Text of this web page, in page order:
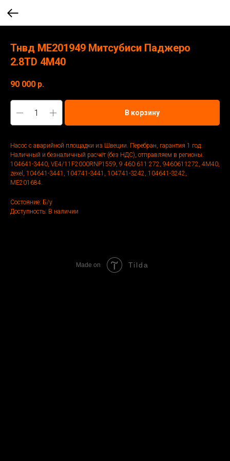
Тнвд ME201949 Митсубиси Паджеро
2.8TD 4M40
90 000 р.
В корзину
Насос с аварийной площадки из Швеции. Перебран, гарантия 1 год.
Наличный и безналичный расчёт (без НДС), отправляем в регионы.
104641-3440, VE4/11F2000RNP1559, 9 460 611 272, 9460611272, 4M40,
zexel, 104641-3441, 104741-3441, 104741-3242, 104641-3242,
ME201684.
Состояние: Б/у
Доступность: В наличии
Made on Tilda